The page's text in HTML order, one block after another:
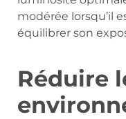
modérée lorsqu’il
équilibrer son
Réduire